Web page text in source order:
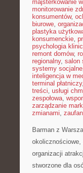
majsterkowanie
monitorowanie
konsumentów,
biurowe,
plastyka
konsumenckie,
psychologia
remont domów,
regionalny, salon
systemy socjalne
inteligencja w
terminal płatniczy,
treści, usługi
zespołowa,
zarządzanie
zmianami,
Barman z
organizacji
stworzone dla